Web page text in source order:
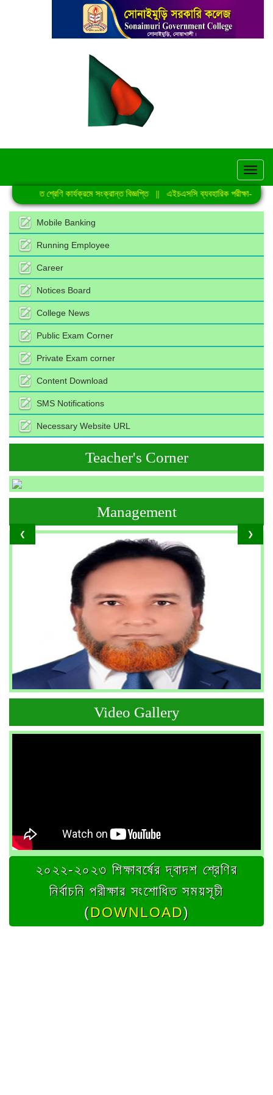
নিয়মিত শ্রেণি কার্যক্রমে সংক্রান্ত বিজ্ঞপ্তি|| এইচএসসি ব্যবহারিক পরীক্ষা-2026
Mobile Banking
Running Employee
Career
Notices Board
College News
Public Exam Corner
Private Exam corner
Content Download
SMS Notifications
Necessary Website URL
Teacher's Corner
❮ ❯
Management
Video Gallery
২০২২-২০২৩ শিক্ষাবর্ষের দ্বাদশ শ্রেণির
নির্বাচনি পরীক্ষার সংশোধিত সময়সূচী
(DOWNLOAD)